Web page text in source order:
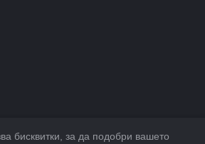
бисквитки, за да подобри вашето